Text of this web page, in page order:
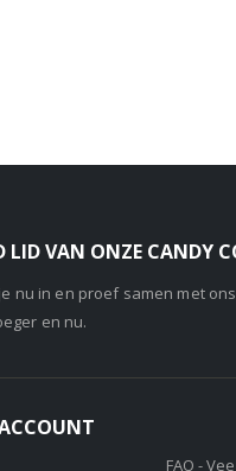
LID VAN ONZE CANDY
nu in en proef samen met
en nu.
FAQ -